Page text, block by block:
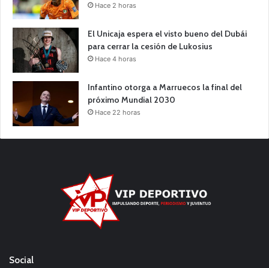
Hace 2 horas
El Unicaja espera el visto bueno del Dubái
para cerrar la cesión de Lukosius
Hace 4 horas
Infantino otorga a Marruecos la final del
próximo Mundial 2030
Hace 22 horas
Social